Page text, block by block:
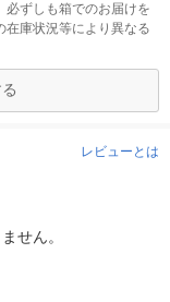
必ずしも箱でのお届けを
在庫状況等により異なる
レビューとは
せん。